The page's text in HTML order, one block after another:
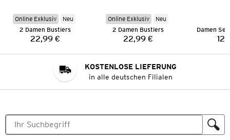
Online Exklusiv
Neu
2 Damen Bustiers
Preis:
22,99 €
Online Exklusiv
Neu
2 Damen Bustiers
Preis:
22,99 €
KOSTENLOSE LIEFERUNG
in alle deutschen Filialen